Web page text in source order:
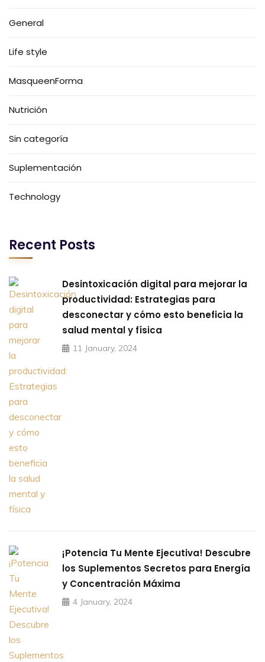
General
Life style
MasqueenForma
Nutrición
Sin categoría
Suplementación
Technology
Recent Posts
Desintoxicación digital para mejorar la
productividad: Estrategias para
desconectar y cómo esto beneficia la
salud mental y física
11 January, 2024
¡Potencia Tu Mente Ejecutiva! Descubre
los Suplementos Secretos para Energía
y Concentración Máxima
4 January, 2024